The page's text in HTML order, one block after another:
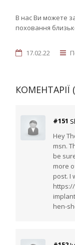
В нас Ви можете
поховання
17.02.22
КОМЕНТАРІЇ
#151
Hey
msn.
be
more
post. I
hen-